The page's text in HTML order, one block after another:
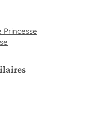
Princesse